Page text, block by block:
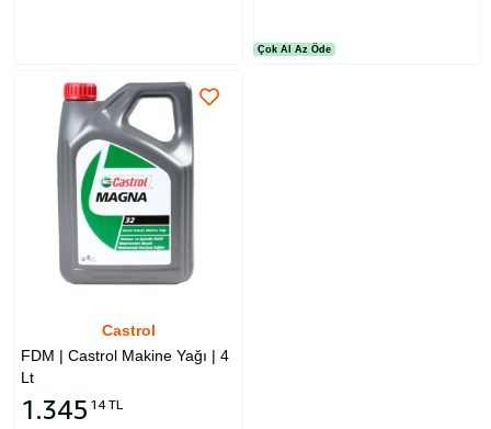
Çok Al Az Öde
Castrol
FDM | Castrol Makine Yağı | 4
Lt
1.345 14 TL